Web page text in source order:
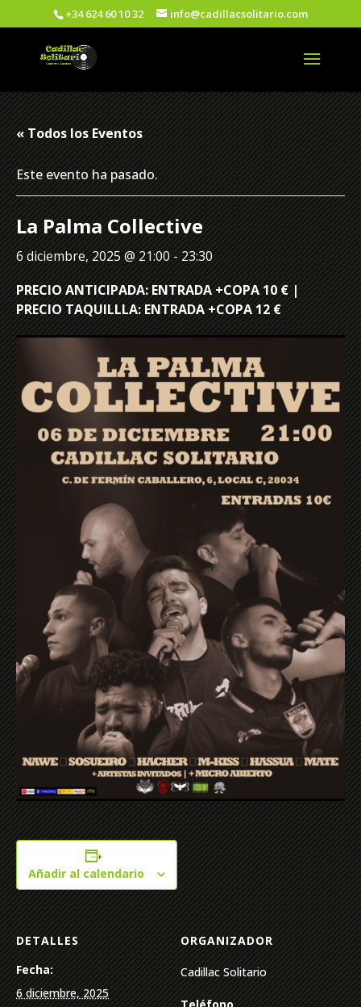
+34 624 60 10 32 info@cadillacsolitario.com
« Todos los Eventos
Este evento ha pasado.
La Palma Collective
6 diciembre, 2025 @ 21:00-23:30
PRECIO ANTICIPADA: ENTRADA +COPA 10 € |
PRECIO TAQUILLLA: ENTRADA +COPA 12 €
Añadir al calendario
DETALLES
Fecha:
6 diciembre, 2025
ORGANIZADOR
Cadillac Solitario